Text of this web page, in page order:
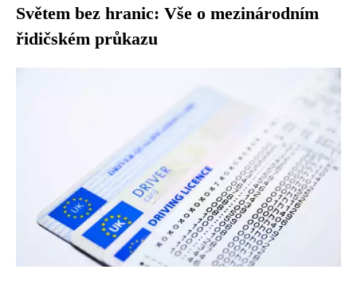
Světem bez hranic: Vše o mezinárodním
řidičském průkazu